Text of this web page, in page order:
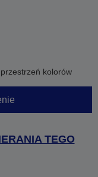
kolorów
TEGO